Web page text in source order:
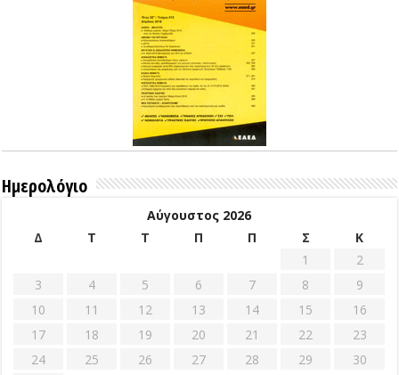
Ημερολόγιο
Αύγουστος 2026
Δ
Τ Τ Π Π Σ
Κ
1
2
3
4 5 6 7 8
9
10
11 12 13 14 15
16
17
18 19 20 21 22
23
24
25 26 27 28 29
30